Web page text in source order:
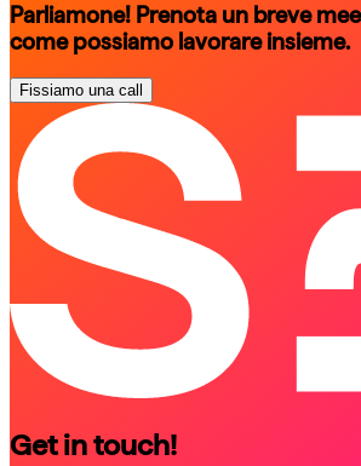
Parliamone! Prenota un breve
come possiamo lavorare insieme.
Fissiamo una call
schedule a call
schedule a call
Get in touch!